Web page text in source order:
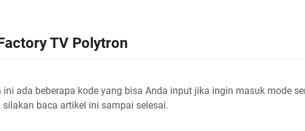
TV Polytron
ini ada beberapa kode yang bisa Anda input jika ingin masuk mode
silakan baca artikel ini sampai selesai.